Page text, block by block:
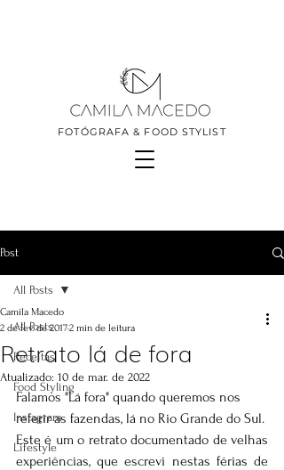
FOTÓGRAFA & FOOD STYLIST
Post
All Posts
Receitas
Food Styling
Instagram
Lifestyle
All Posts
Retrato lá de fora
Camila Macedo
2 de fev. de 20172 min de leitura
Atualizado: 10 de mar. de 2022
Falamos "Lá fora" quando queremos nos
referir as fazendas, lá no Rio Grande do Sul.
Este é um o retrato documentado de velhas
experiências, que escrevi nestas férias de